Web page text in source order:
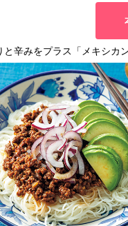
辛みをプラス「メキシカ